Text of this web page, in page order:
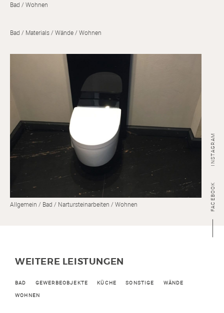
FACEBOOK
INSTAGRAM
Bad Wohnen
Bad Materials Wände Wohnen
Allgemein Bad Nartursteinarbeiten Wohnen
WEITERE LEISTUNGEN
BAD GEWERBEOBJEKTE KÜCHE SONSTIGE
WÄNDE
WOHNEN